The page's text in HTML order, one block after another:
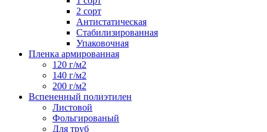
2 сорт
Антистатическая
Стабилизированная
Упаковочная
Пленка армированная
120 г/м2
140 г/м2
200 г/м2
Вспененный полиэтилен
Листовой
Фольгированый
Для труб